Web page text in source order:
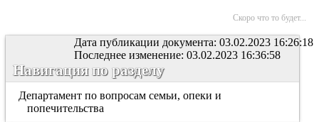
Скоро что то будет...
Дата публикации документа: 03.02.2023 16:26:18
Последнее изменение: 03.02.2023 16:36:58
Навигация по разделу
Департамент по вопросам семьи, опеки и
попечительства